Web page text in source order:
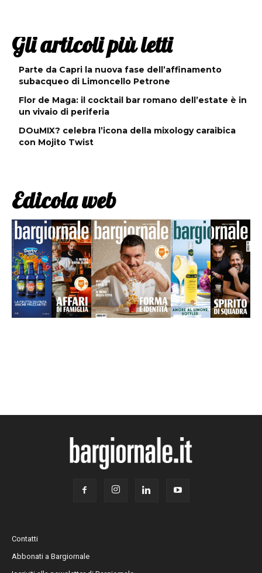
Gli articoli più letti
Parte da Capri la nuova fase dell’affinamento
subacqueo di Limoncello Petrone
Flor de Maga: il cocktail bar romano dell’estate è in
un vivaio di periferia
DOuMIX? celebra l’icona della mixology caraibica
con Mojito Twist
Edicola web
Contatti
Abbonati a Bargiornale